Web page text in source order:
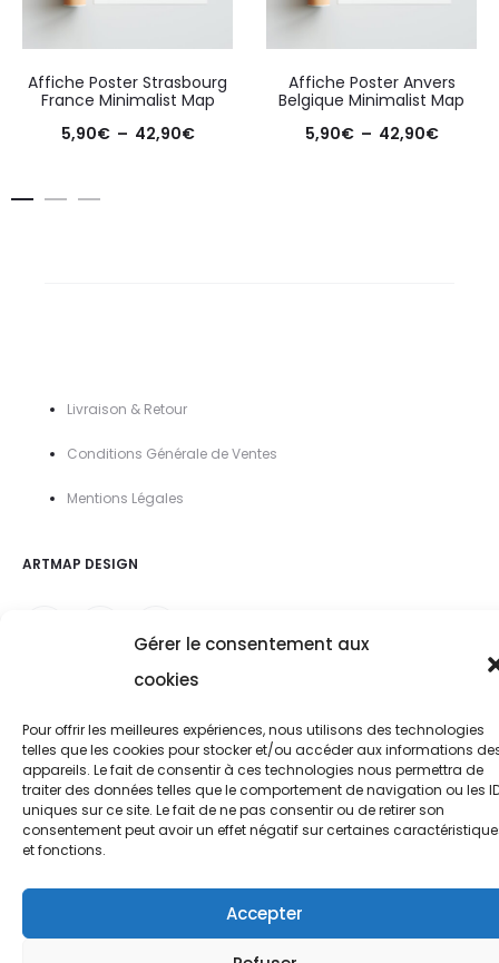
Gérer le consentement aux
cookies
Pour offrir les meilleures expériences, nous utilisons des technologies
telles que les cookies pour stocker et/ou accéder aux informations
appareils. Le fait de consentir à ces technologies nous permettra de
traiter des données telles que le comportement de navigation ou les
uniques sur ce site. Le fait de ne pas consentir ou de retirer son
consentement peut avoir un effet négatif sur certaines
et fonctions.
Accepter
Affiche Poster Strasbourg
France Minimalist Map
5,90€ – 42,90€Plage
Affiche Poster Anvers
Belgique Minimalist Map
5,90€ – 42,90€Plage
Livraison & Retour
Conditions Générale de Ventes
Mentions Légales
ARTMAP DESIGN